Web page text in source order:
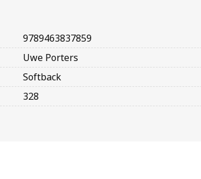
9789463837859
Uwe Porters
Softback
328